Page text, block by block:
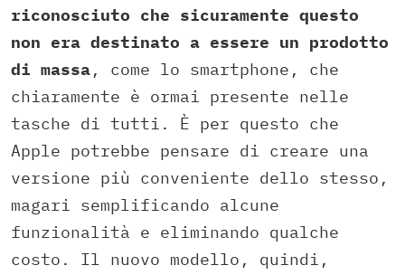
riconosciuto che sicuramente questo
non era destinato a essere un prodotto
di massa, come lo smartphone, che
chiaramente è ormai presente nelle
tasche di tutti. È per questo che
Apple potrebbe pensare di creare una
versione più conveniente dello stesso,
magari semplificando alcune
funzionalità e eliminando qualche
costo. Il nuovo modello, quindi,